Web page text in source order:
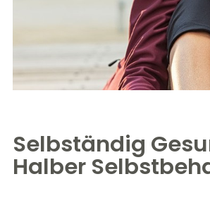
Selbständig
Halber